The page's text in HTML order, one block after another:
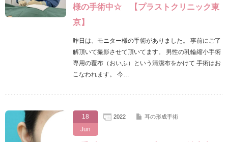
様の手術中☆ 【プラストクリニック東
京】
昨日は、モニター様の手術がありました。 事前にご了
解頂いて撮影させて頂いてます。 男性の乳輪縮小手術
専用の覆布（おいふ）という清潔布をかけて 手術はお
こなわれます。 今…
18
Jun
2022 耳の形成手術